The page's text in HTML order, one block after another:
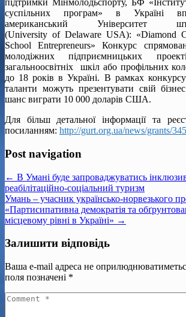
підтримки Мінмолодьспорту, БФ
суспільних програм» в Україні
американський Університет
(University of Delaware USA): «Diamond
School Entrepreneurs» Конкурс
молодіжних підприємницьких
загальноосвітніх шкіл або профільних
до 18 років в Україні. В рамках конкурсу
таланти можуть презентувати свій
шанс виграти 10 000 доларів США.
Для більш детальної інформації та
посиланням: http://gurt.org.ua/news/grants/
Post navigation
← В Умані буде запроваджуватись
реабілітаційно-соціальний туризм
Умань – учасник українсько-норвезького
«Партисипативна демократія та
місцевому рівні в Україні» →
Залишити відповідь
Ваша e-mail адреса не
поля позначені *